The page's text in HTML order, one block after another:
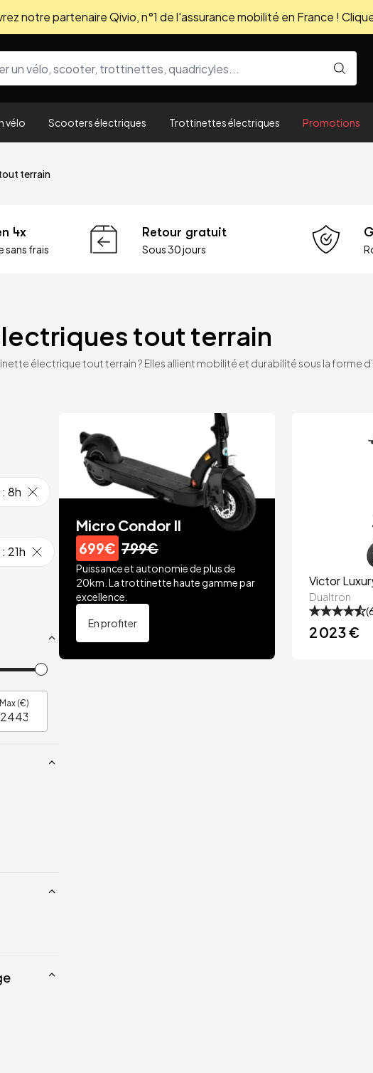
notre partenaire Qivio, n°1 de l'assurance mobilité en France !
vélo Scooters électriques Trottinettes électriques Promotions
terrain
4x
sans frais
Retour gratuit
Sous 30 jours
tout terrain
électrique tout terrain ? Elles allient mobilité et durabilité sous la forme
: 8h
: 21h
Max (€)
Micro Condor II
699€ 799€
Puissance et autonomie de plus de
20km. La trottinette haute gamme par
excellence.
En profiter
Victor
Dualtron
(
2 023 €